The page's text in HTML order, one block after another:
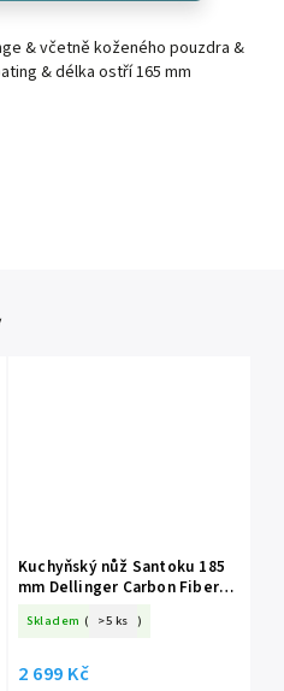
& včetně koženého pouzdra &
& délka ostří 165 mm
Kuchyňský nůž Santoku 185
mm Dellinger Carbon Fiber
Skladem ( >5 ks )
2 699 Kč